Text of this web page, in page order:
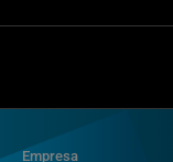
Empresa